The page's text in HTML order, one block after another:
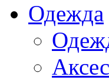
Одежда